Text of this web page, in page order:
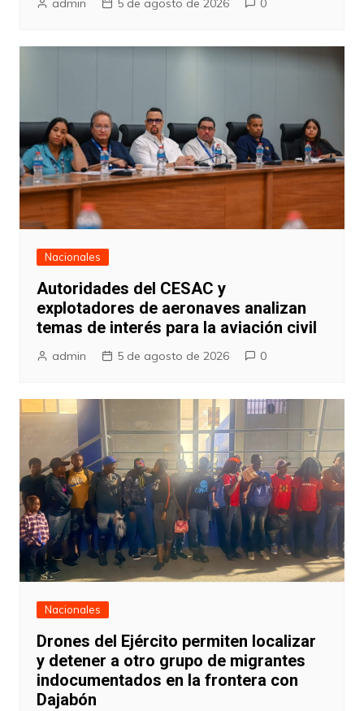
admin 5 de agosto de 2026 0
Nacionales
Autoridades del CESAC y
explotadores de aeronaves analizan
temas de interés para la aviación civil
admin 5 de agosto de 2026 0
Nacionales
Drones del Ejército permiten localizar
y detener a otro grupo de migrantes
indocumentados en la frontera con
Dajabón